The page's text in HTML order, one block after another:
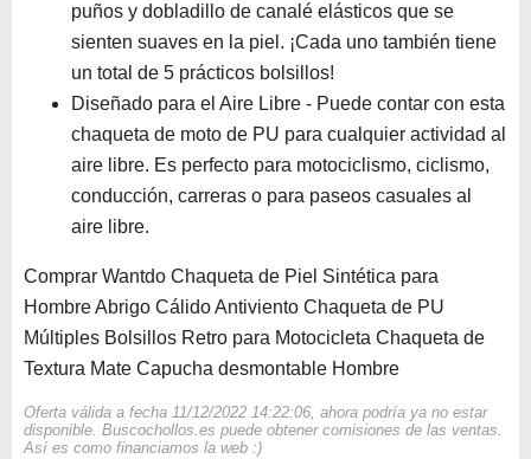
puños y dobladillo de canalé elásticos que se
sienten suaves en la piel. ¡Cada uno también tiene
un total de 5 prácticos bolsillos!
Diseñado para el Aire Libre - Puede contar con esta
chaqueta de moto de PU para cualquier actividad al
aire libre. Es perfecto para motociclismo, ciclismo,
conducción, carreras o para paseos casuales al
aire libre.
Comprar Wantdo Chaqueta de Piel Sintética para
Hombre Abrigo Cálido Antiviento Chaqueta de PU
Múltiples Bolsillos Retro para Motocicleta Chaqueta de
Textura Mate Capucha desmontable Hombre
Oferta válida a fecha 11/12/2022 14:22:06, ahora podría ya no estar
disponible. Buscochollos.es puede obtener comisiones de las ventas.
Así es como financiamos la web :)